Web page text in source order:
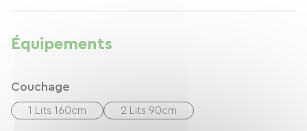
espace extérieur avec salon de jardin, deux bains
de soleil, barbecue. Une place de parking privée
l'immeuble.
Équipements
Couchage
1 Lits 160cm 2 Lits 90cm